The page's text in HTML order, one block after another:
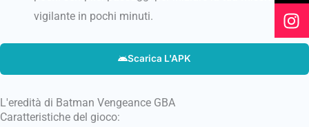
vigilante in pochi minuti.
Scarica L'APK
L'eredità di Batman Vengeance GBA
Caratteristiche del gioco:
o
k
e
r
a
m